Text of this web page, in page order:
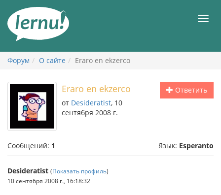
содержанию
Форум О сайте Eraro en ekzerco
Ответить
Eraro en ekzerco
от Desideratist, 10
сентября 2008 г.
Сообщений: 1 Язык: Esperanto
Desideratist (Показать профиль)
10 сентября 2008 г., 16:18:32